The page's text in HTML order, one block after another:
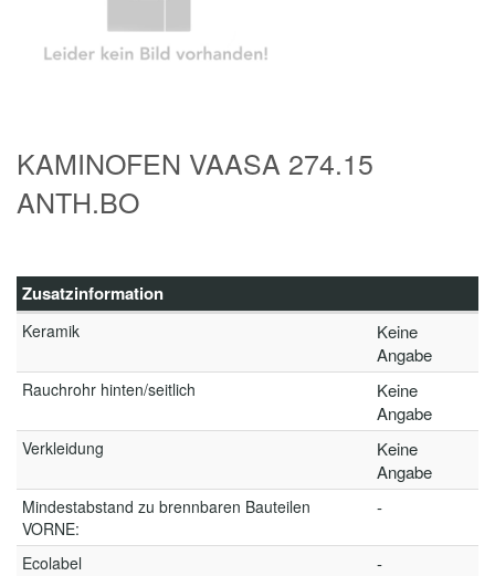
KAMINOFEN VAASA 274.15
ANTH.BO
Zusatzinformation
Keramik
Keine
Angabe
Rauchrohr hinten/seitlich
Keine
Angabe
Verkleidung
Keine
Angabe
Mindestabstand zu brennbaren Bauteilen
VORNE:
-
Ecolabel -